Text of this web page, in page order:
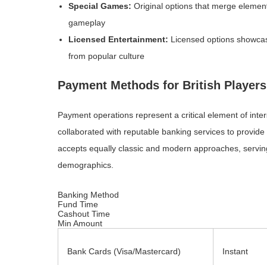
Special Games: Original options that merge
gameplay
Licensed Entertainment: Licensed options
from popular culture
Payment Methods for British Players
Payment operations represent a critical element of
collaborated with reputable banking services to
accepts equally classic and modern approaches,
demographics.
Banking Method
Fund Time
Cashout Time
Min Amount
Bank Cards (Visa/Mastercard) Instant